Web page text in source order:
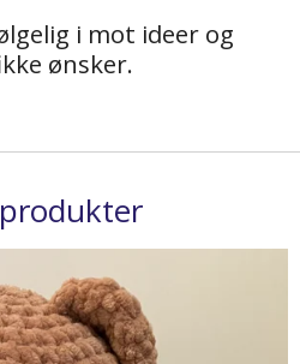
i mot ideer og
ønsker.